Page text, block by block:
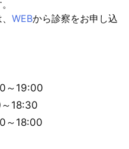
WEBから診察をお申し込
～19:00
18:30
～18:00